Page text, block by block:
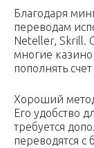
Благодаря
переводам
Neteller, Skrill.
многие
пополнять
Хороший
Его удобство
требуется
переводятся с